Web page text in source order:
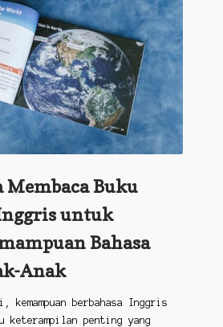
Buku
untuk
Bahasa
Anak
berbahasa Inggris
keterampilan penting yang